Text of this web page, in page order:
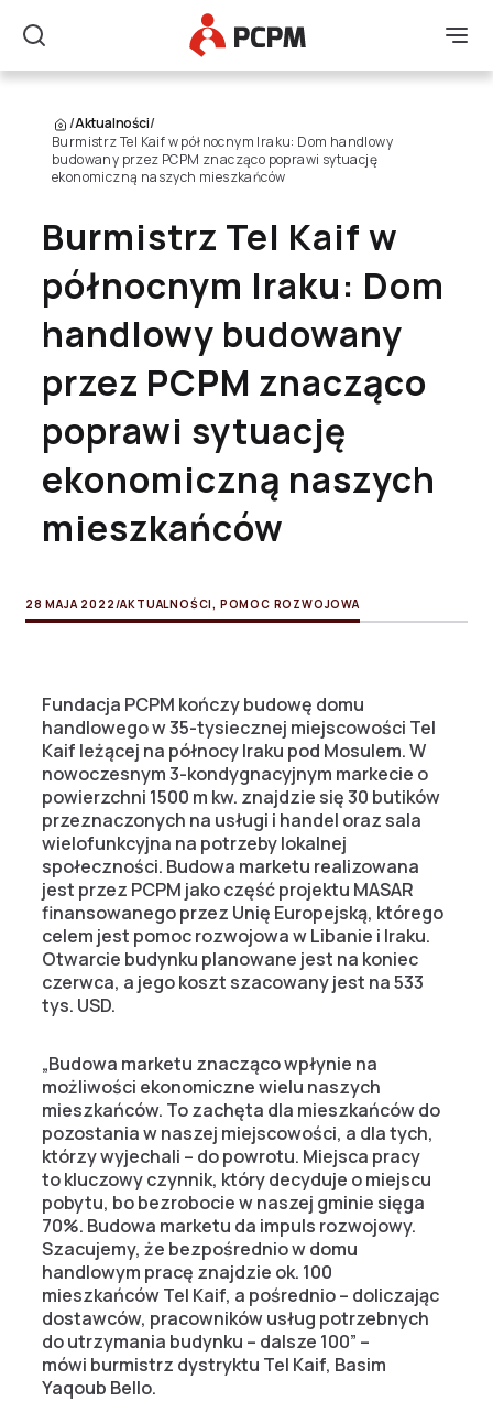
Szukaj
Główne Logo
/Aktualności/
Burmistrz Tel Kaif w północnym Iraku: Dom handlowy
budowany przez PCPM znacząco poprawi sytuację
ekonomiczną naszych mieszkańców
Burmistrz Tel Kaif w
północnym Iraku: Dom
handlowy budowany
przez PCPM znacząco
poprawi sytuację
ekonomiczną naszych
mieszkańców
28 MAJA 2022 /AKTUALNOŚCI , POMOC ROZWOJOWA
Fundacja PCPM kończy budowę domu
handlowego w 35-tysiecznej miejscowości Tel
Kaif leżącej na północy Iraku pod Mosulem. W
nowoczesnym 3-kondygnacyjnym markecie o
powierzchni 1500 m kw. znajdzie się 30 butików
przeznaczonych na usługi i handel oraz sala
wielofunkcyjna na potrzeby lokalnej
społeczności. Budowa marketu realizowana
jest przez PCPM jako część projektu MASAR
finansowanego przez Unię Europejską, którego
celem jest pomoc rozwojowa w Libanie i Iraku.
Otwarcie budynku planowane jest na koniec
czerwca, a jego koszt szacowany jest na 533
tys. USD.
„Budowa marketu znacząco wpłynie na
możliwości ekonomiczne wielu naszych
mieszkańców. To zachęta dla mieszkańców do
pozostania w naszej miejscowości, a dla tych,
którzy wyjechali – do powrotu. Miejsca pracy
to kluczowy czynnik, który decyduje o miejscu
pobytu, bo bezrobocie w naszej gminie sięga
70%. Budowa marketu da impuls rozwojowy.
Szacujemy, że bezpośrednio w domu
handlowym pracę znajdzie ok. 100
mieszkańców Tel Kaif, a pośrednio – doliczając
dostawców, pracowników usług potrzebnych
do utrzymania budynku – dalsze 100” –
mówi burmistrz dystryktu Tel Kaif, Basim
Yaqoub Bello.